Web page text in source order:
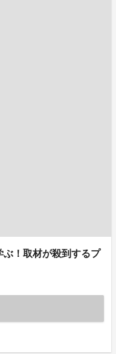
ぶ！取材が殺到するプ